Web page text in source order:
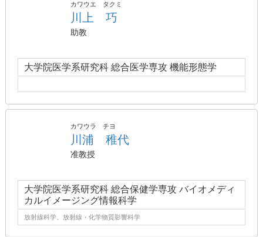
カワウエ タクミ
川上 巧
助教
大学院医学系研究科 総合医学専攻 機能形態学
カワウラ チヨ
川浦 稚代
准教授
大学院医学系研究科 総合保健学専攻 バイオメディ
カルイメージング情報科学
放射線科学、放射線・化学物質影響科学